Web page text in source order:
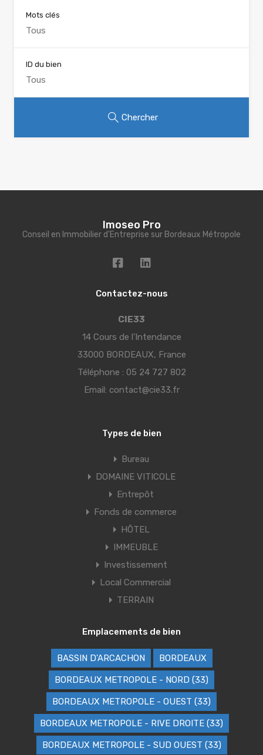
Mots clés
ID du bien
Chercher
Imoseo Pro
Conseil en Immobilier d'Entreprise sur Bordeaux Métropole
Contactez-nous
CIE33
14 Cours de l’Intendance
33000 BORDEAUX, France
Téléphone : 05 24 727 802
Email: contact@cie33.fr
Types de bien
Bureau
DOMAINE VITICOLE
Entrepôt
Fonds de commerce
HÔTEL
IMMEUBLE
Investissement
Local Commercial
TERRAIN
Emplacements de bien
BASSIN D'ARCACHON BORDEAUX
BORDEAUX METROPOLE - NORD (33)
BORDEAUX METROPOLE - OUEST (33)
BORDEAUX METROPOLE - RIVE DROITE (33)
BORDEAUX METROPOLE - SUD OUEST (33)